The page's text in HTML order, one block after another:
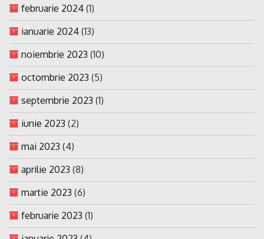
februarie 2024 (1)
ianuarie 2024 (13)
noiembrie 2023 (10)
octombrie 2023 (5)
septembrie 2023 (1)
iunie 2023 (2)
mai 2023 (4)
aprilie 2023 (8)
martie 2023 (6)
februarie 2023 (1)